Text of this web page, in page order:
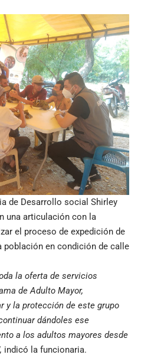
de Desarrollo social Shirley
una articulación con la
el proceso de expedición de
población en condición de calle
la oferta de servicios
de Adulto Mayor,
y la protección de este grupo
dándoles ese
a los adultos mayores desde
indicó la funcionaria.